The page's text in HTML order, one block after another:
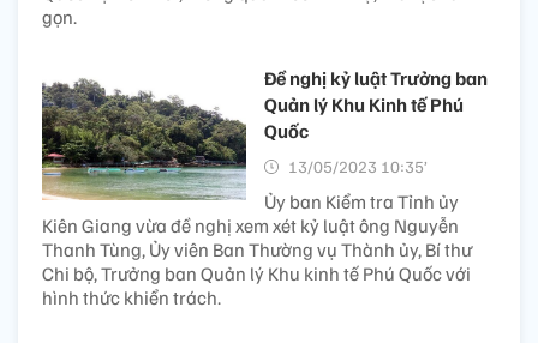
gọn.
Đề nghị kỷ luật Trưởng ban
Quản lý Khu Kinh tế Phú
Quốc
13/05/2023 10:35’
Ủy ban Kiểm tra Tỉnh ủy
Kiên Giang vừa đề nghị xem xét kỷ luật ông Nguyễn
Thanh Tùng, Ủy viên Ban Thường vụ Thành ủy, Bí thư
Chi bộ, Trưởng ban Quản lý Khu kinh tế Phú Quốc với
hình thức khiển trách.